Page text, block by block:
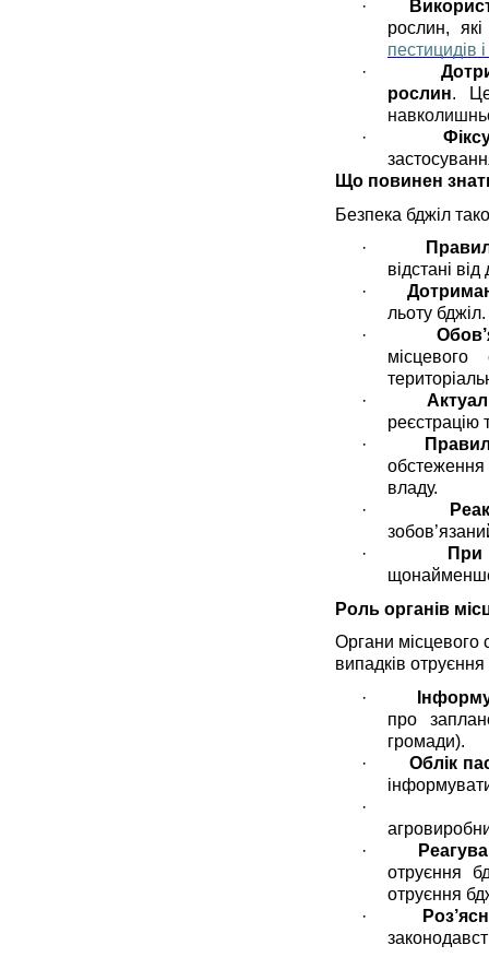
·
рослин,
пестицидів
·
рослин.
·
Що повинен
Безпека бджіл
·
відстані
·
льоту бджіл.
·
·
реєстрацію
·
владу.
·
·
При
щонайменше
Роль органів
Органи місцевого
випадків отруєння
·
про
громади).
·
Облік
·
·
отруєння
отруєння
·